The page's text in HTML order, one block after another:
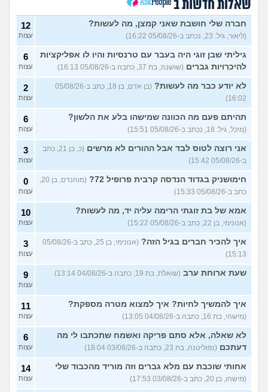
לוחם הגנה אווירית?
בן 19)
שתי אופציות קשות לפני
השירות בצה"ל (ניצן, בן 18)
2
עצות
התנשקתי עם מישהו מהבסיס
מרגישה לגבי זה (תמר, בת 20)
6
אפשרי לקבל מנ״תית בסירוב
בבאקום?
(ליה, בת 20)
0
עצות
מסלול אופק מודיעין - האם
2
מה לסמן בשאלון העדפות אם
אני לא רוצה קרבי?
1
עוד שאלות חדשות במדור
שאלות חדשות ב
חברה שלי חושבת שאני קמצן, מה לעשות?
(ליאור, גיל: 23, נכתב ב-05/08/26 16:22)
12
עצות
גיליתי שבן זוגי היה בעבר עם טרנסיות והיו לו אפליקציות
להיכרויות גברים (שושנה, בת 37, כתבה ב-05/08/26 16:13)
6
עצות
לא יודע כבר מה לעשות?
(בן אדם, בן 18, כתב ב-05/08/26
16:02)
2
עצות
תהיתם פעם מה הכוונה שמישהו בלע את הלשון?
(מיכל, גיל: 18, נכתב ב-05/08/26 15:51)
6
עצות
אני רוצה לטוס לבד אבל ההורים לא מרשים
(כ, בן 21, כתב
ב-05/08/26 15:42)
3
עצות
חימושניק בגדוד הנדסה קרבית פרופיל 72?
כתב ב-05/08/26 15:33)
0
עצות
אמא של בת זוגתי הרימה עליה יד, מה לעשות?
(אנונימי, בן 22, כתב ב-05/08/26 15:22)
10
עצות
איך להכיר חברים בגיל הזה?
(אנונימי, בן 25, כתב ב-05/08/26
15:13)
3
עצות
שעת ארוחת ערב (שואלת, בת 19, כתבה ב-04/08/26 13:14) 9
עצות
איך להמשיך לחיות? איך למצוא מטרה מספקת?
(מישהי, בת 16, כתבה ב-04/08/26 13:05)
11
עצות
לא שאלה, אלא סתם פריקה ואשמח שתכתבו לי מה
דעתכם (נפוליטנה, בת 23, כתבה ב-03/08/26 18:04)
6
עצות
אחותי שוכבת עם מלא גברים וזה מוריד מהכבוד שלי
(מישהו, בן 20, כתב ב-03/08/26 17:53)
14
עצות